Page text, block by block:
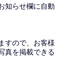
知らせ欄に自動
すので、お客様
真を掲載できる